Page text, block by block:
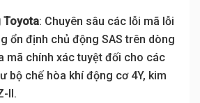
Toyota: Chuyên sâu các lỗi mã lỗi
ổn định chủ động SAS trên dòng
mã chính xác tuyệt đối cho các
bộ chế hòa khí động cơ 4Y, kim
II.